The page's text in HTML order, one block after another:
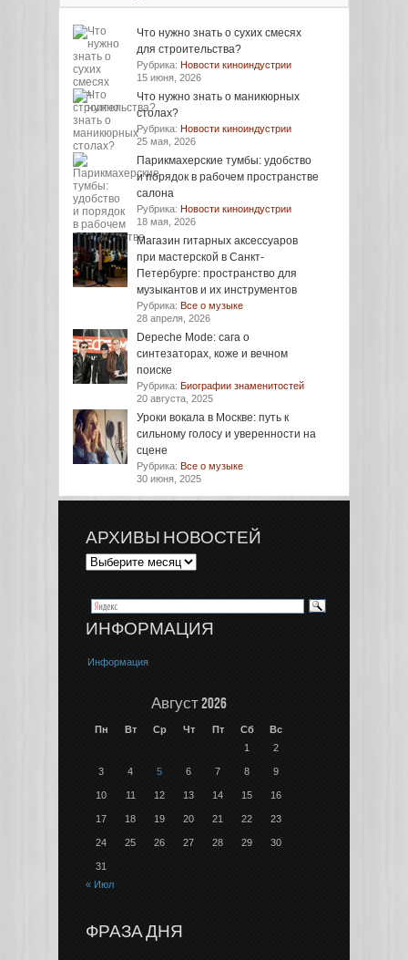
Что нужно знать о сухих смесях
для строительства?
Рубрика: Новости киноиндустрии
15 июня, 2026
Что нужно знать о маникюрных
столах?
Рубрика: Новости киноиндустрии
25 мая, 2026
Парикмахерские тумбы: удобство
и порядок в рабочем пространстве
салона
Рубрика: Новости киноиндустрии
18 мая, 2026
Магазин гитарных аксессуаров
при мастерской в Санкт-
Петербурге: пространство для
музыкантов и их инструментов
Рубрика: Все о музыке
28 апреля, 2026
Depeche Mode: сага о
синтезаторах, коже и вечном
поиске
Рубрика: Биографии знаменитостей
20 августа, 2025
Уроки вокала в Москве: путь к
сильному голосу и уверенности на
сцене
Рубрика: Все о музыке
30 июня, 2025
АРХИВЫ НОВОСТЕЙ
ИНФОРМАЦИЯ
Информация
Август 2026
Пн Вт Ср Чт Пт Сб
Вс
1
2
3 4 5 6 7 8 9
10 11 12 13 14 15 16
17 18 19 20 21 22 23
24 25 26 27 28 29 30
31
« Июл
ФРАЗА ДНЯ